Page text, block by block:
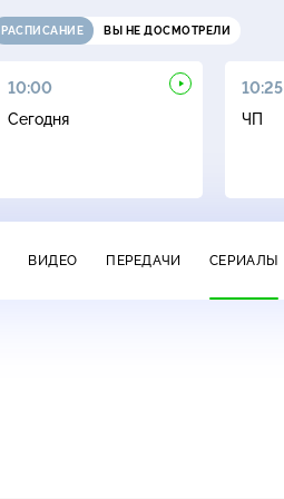
РАСПИСАНИЕ ВЫ НЕ ДОСМОТРЕЛИ
10:00
Сегодня
10:25
ЧП
ВИДЕО ПЕРЕДАЧИ СЕРИАЛЫ